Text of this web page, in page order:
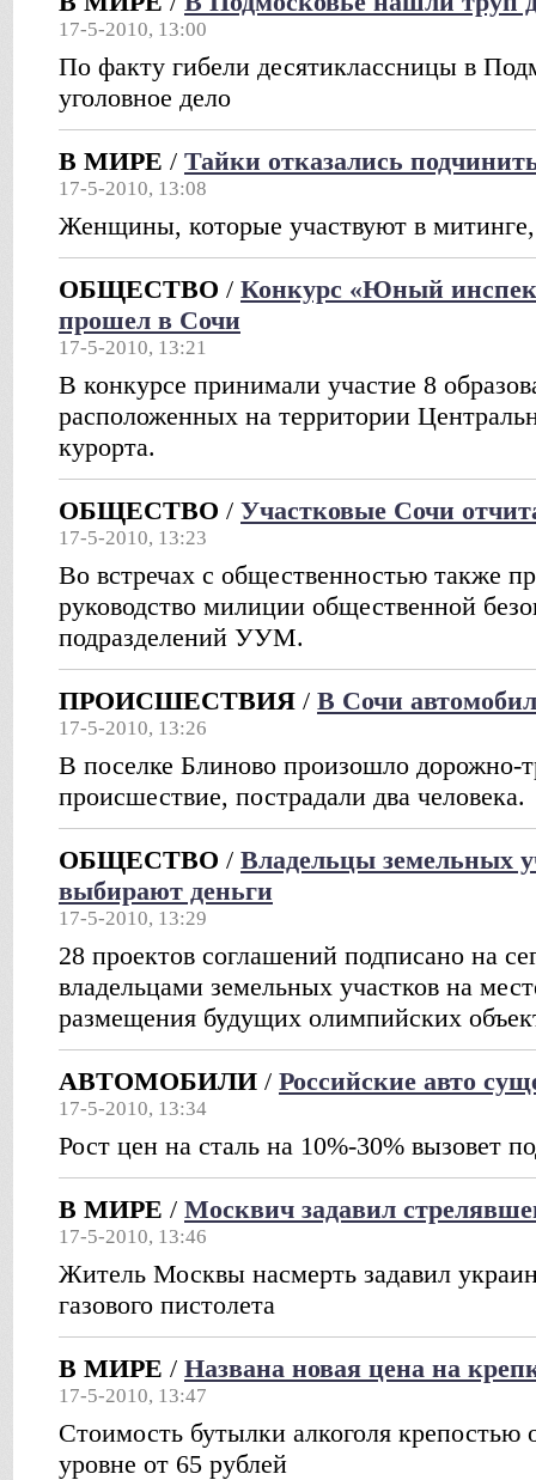
17-5-2010, 13:00
По факту гибели десятиклассницы в
уголовное дело
В МИРЕ / Тайки отказались
17-5-2010, 13:08
Женщины, которые участвуют в митинге,
ОБЩЕСТВО / Конкурс «Юный
прошел в Сочи
17-5-2010, 13:21
В конкурсе принимали участие 8
расположенных на территории
курорта.
ОБЩЕСТВО / Участковые Сочи
17-5-2010, 13:23
Во встречах с общественностью также
руководство милиции общественной
подразделений УУМ.
ПРОИСШЕСТВИЯ / В Сочи
17-5-2010, 13:26
В поселке Блиново произошло дорожно-
происшествие, пострадали два человека.
ОБЩЕСТВО / Владельцы земельных
выбирают деньги
17-5-2010, 13:29
28 проектов соглашений подписано на
владельцами земельных участков на
размещения будущих олимпийских
АВТОМОБИЛИ / Российские авто
17-5-2010, 13:34
Рост цен на сталь на 10%-30% вызовет
В МИРЕ / Москвич задавил
17-5-2010, 13:46
Житель Москвы насмерть задавил
газового пистолета
В МИРЕ / Названа новая цена на
17-5-2010, 13:47
Стоимость бутылки алкоголя крепостью
уровне от 65 рублей